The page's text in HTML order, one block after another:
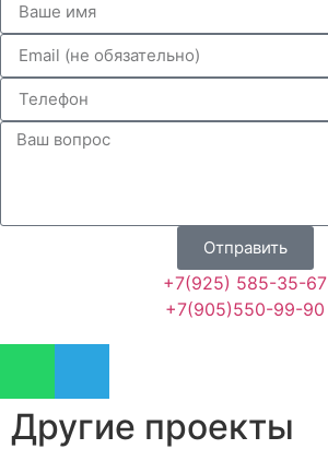
Отправить
+7(925) 585-35-67
+7(905)550-99-90
Другие проекты